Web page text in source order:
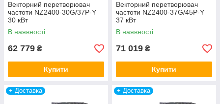
Векторний перетворювач
частоти NZ2400-30G/37P-Y
30 кВт
В наявності
62 779 ₴
Купити
Векторний перетворювач
частоти NZ2400-37G/45P-Y
37 кВт
В наявності
71 019 ₴
Купити
+ Доставка + Доставка